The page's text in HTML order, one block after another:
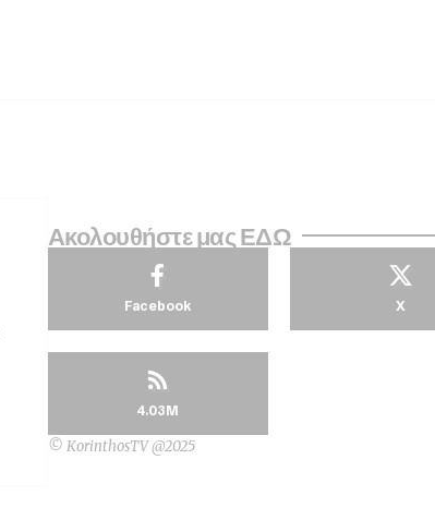
Ακολουθήστε μας ΕΔΩ
Facebook X
4.03M
© KorinthosTV @2025